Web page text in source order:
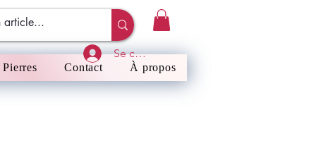
Pierres Contact À propos
Se connecter